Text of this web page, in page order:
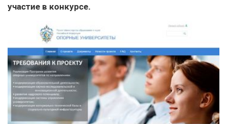
участие в конкурсе.